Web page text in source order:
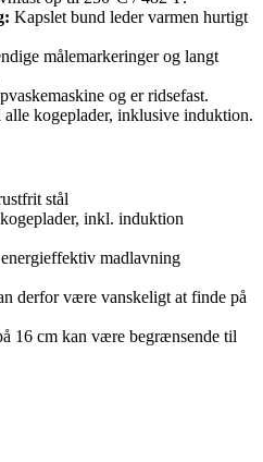
Kapslet bund leder varmen hurtigt
målemarkeringer og langt
og er ridsefast.
alle kogeplader, inklusive induktion.
stål
inkl. induktion
madlavning
derfor være vanskeligt at finde på
16 cm kan være begrænsende til